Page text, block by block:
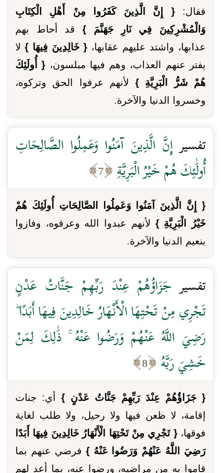
فقال:{ إِنَّ الَّذِينَ كَفَرُوا مِنْ أَهْلِ الْكِتَابِ
وَالْمُشْرِكِينَ فِي نَارِ جَهَنَّمَ }قد أحاط بهم
عذابها، واشتد عليهم عقابها، { خَالِدِينَ فِيهَا } لا
يفتر عنهم العذاب، وهم فيها مبلسون، { أُولَئِكَ
هُمْ شَرُّ الْبَرِيَّةِ } لأنهم عرفوا الحق وتركوه،
وخسروا الدنيا والآخرة.
تفسير إِنَّ الَّذِينَ آمَنُوا وَعَمِلُوا الصَّالِحَاتِ
أُولَٰئِكَ هُمْ خَيْرُ الْبَرِيَّةِ
7
{ إِنَّ الَّذِينَ آمَنُوا وَعَمِلُوا الصَّالِحَاتِ أُولَئِكَ هُمْ
خَيْرُ الْبَرِيَّةِ } لأنهم عبدوا الله وعرفوه، وفازوا
بنعيم الدنيا والآخرة.
تفسير جَزَاؤُهُمْ عِنْدَ رَبِّهِمْ جَنَّاتُ عَدْنٍ
تَجْرِي مِنْ تَحْتِهَا الْأَنْهَارُ خَالِدِينَ فِيهَا أَبَدًا ۖ
رَضِيَ اللَّهُ عَنْهُمْ وَرَضُوا عَنْهُ ۚ ذَٰلِكَ لِمَنْ
خَشِيَ رَبَّهُ
8
{ جَزَاؤُهُمْ عِنْدَ رَبِّهِمْ جَنَّاتُ عَدْنٍ } أي: جنات
إقامة، لا ظعن فيها ولا رحيل، ولا طلب لغاية
فوقها،{ تَجْرِي مِنْ تَحْتِهَا الْأَنْهَارُ خَالِدِينَ فِيهَا أَبَدًا
رَضِيَ اللَّهُ عَنْهُمْ وَرَضُوا عَنْهُ } فرضي عنهم بما
قاموا به من مراضيه، ورضوا عنه، بما أعد لهم